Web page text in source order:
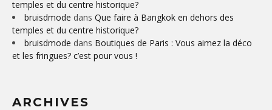
temples et du centre historique?
bruisdmode dans Que faire à Bangkok en dehors des
temples et du centre historique?
bruisdmode dans Boutiques de Paris : Vous aimez la déco
et les fringues? c’est pour vous !
ARCHIVES